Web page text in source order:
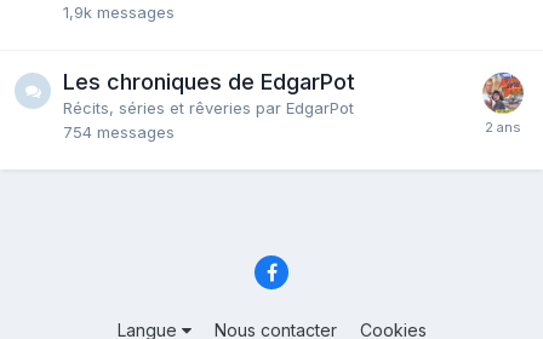
1,9k messages
Les chroniques de EdgarPot
Récits, séries et rêveries par EdgarPot
754 messages
Langue Nous contacter Cookies